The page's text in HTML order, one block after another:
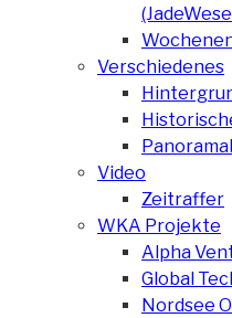
Verschiedenes
Video
Zeitraffer
WKA Projekte
Alpha
Global
Nordsee